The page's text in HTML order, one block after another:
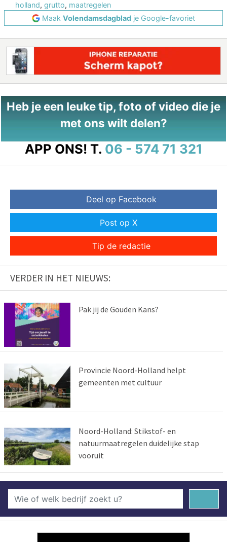
holland, grutto, maatregelen
Maak Volendamsdagblad je Google-favoriet
Heb je een leuke tip, foto of video die je
met ons wilt delen?
APP ONS! T. 06 - 574 71 321
Deel op Facebook
Post op X
Tip de redactie
VERDER IN HET NIEUWS:
Pak jij de Gouden Kans?
Provincie Noord-Holland helpt
gemeenten met cultuur
Noord-Holland: Stikstof- en
natuurmaatregelen duidelijke stap
vooruit